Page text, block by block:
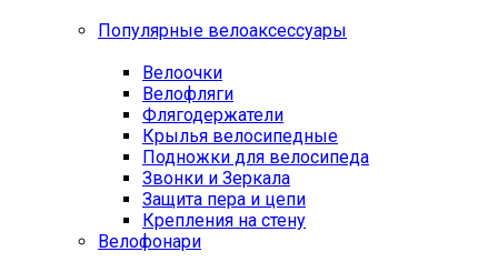
Популярные велоаксессуары
Велоочки
Велофляги
Флягодержатели
Крылья велосипедные
Подножки для велосипеда
Звонки и Зеркала
Защита пера и цепи
Крепления на стену
Велофонари